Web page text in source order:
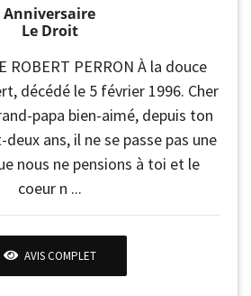
Anniversaire
Le Droit
ROBERT PERRON À la douce
décédé le 5 février 1996. Cher
papa bien-aimé, depuis ton
ans, il ne se passe pas une
nous ne pensions à toi et le
coeur n ...
AVIS COMPLET